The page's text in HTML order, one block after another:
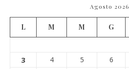
Agosto 2026
L M M G
3 4 5 6